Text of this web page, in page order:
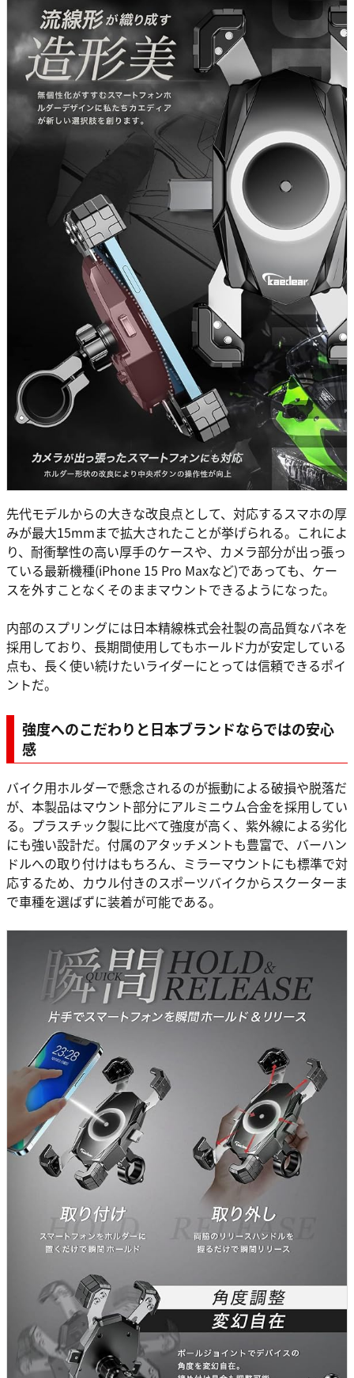
先代モデルからの大きな改良点として、対応するスマホの厚
みが最大15mmまで拡大されたことが挙げられる。これによ
り、耐衝撃性の高い厚手のケースや、カメラ部分が出っ張っ
ている最新機種(iPhone 15 Pro Maxなど)であっても、ケー
スを外すことなくそのままマウントできるようになった。
内部のスプリングには日本精線株式会社製の高品質なバネを
採用しており、長期間使用してもホールド力が安定している
点も、長く使い続けたいライダーにとっては信頼できるポイ
ントだ。
強度へのこだわりと日本ブランドならではの安心
感
バイク用ホルダーで懸念されるのが振動による破損や脱落だ
が、本製品はマウント部分にアルミニウム合金を採用してい
る。プラスチック製に比べて強度が高く、紫外線による劣化
にも強い設計だ。付属のアタッチメントも豊富で、バーハン
ドルへの取り付けはもちろん、ミラーマウントにも標準で対
応するため、カウル付きのスポーツバイクからスクーターま
で車種を選ばずに装着が可能である。